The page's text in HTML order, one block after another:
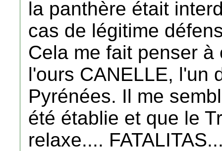
la panthère était
cas de légitime
Cela me fait penser
l'ours CANELLE, l'un
Pyrénées. Il me
été établie et que le
relaxe....